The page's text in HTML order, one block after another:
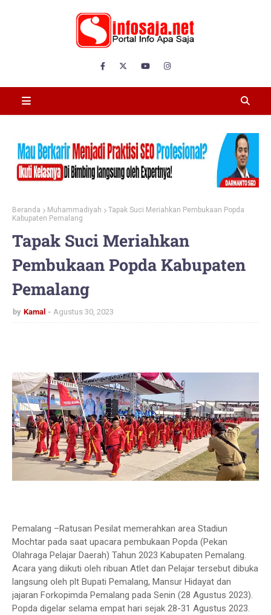
Beranda Muhammadiyah
Tapak Suci Meriahkan Pembukaan Popda
Kabupaten Pemalang
Tapak Suci Meriahkan
Pembukaan Popda Kabupaten
Pemalang
by Kamal Agustus 30, 2023
Pemalang –Ratusan Pesilat memerahkan area Stadiun
Mochtar pada saat upacara pembukaan Popda (Pekan
Olahraga Pelajar Daerah) Tahun 2023 Kabupaten Pemalang.
Acara yang diikuti oleh ribuan Atlet dan Pelajar tersebut dibuka
langsung oleh plt Bupati Pemalang, Mansur Hidayat dan
jajaran Forkopimda Pemalang pada Senin (28 Agustus 2023).
Popda digelar selama empat hari sejak 28-31 Agustus 2023.